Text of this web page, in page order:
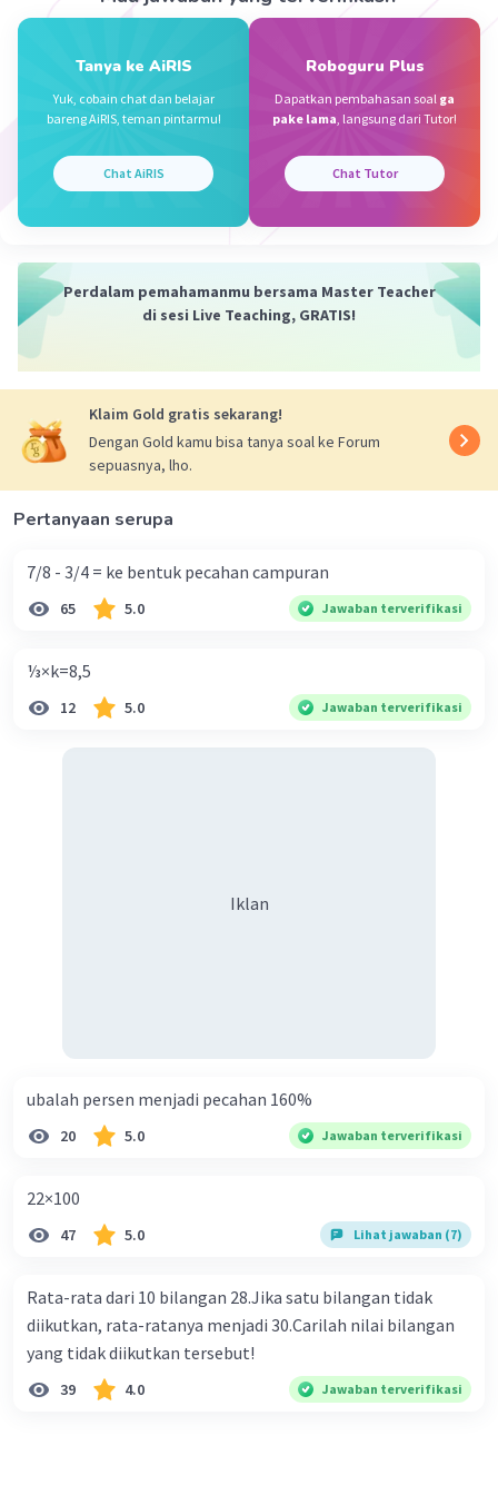
Petunjuk arah ke perpustakaan beranda buku
dari Masjid Agung Dayeuhkolot melewati
Jl.Dayeuhkolot dan Jl.Moch.Tohir.
Jarak dari Masjid Agung Dayeuhkolot ke
Perpustakaan Beranda Buku adalah 25 Meter.
Beri Rating·0.0(0) Balas
21 Desember 2023 14:31
selamat kamu benar👏🏻👏🏻🥳🥳
Tanya ke AiRIS
Yuk, cobain chat dan belajar
bareng AiRIS, teman pintarmu!
Chat AiRIS
Roboguru Plus
Dapatkan pembahasan soal ga
pake lama, langsung dari Tutor!
Chat Tutor
Perdalam pemahamanmu bersama Master Teacher
di sesi Live Teaching, GRATIS!
Klaim Gold gratis sekarang!
Dengan Gold kamu bisa tanya soal ke Forum
sepuasnya, lho.
Pertanyaan serupa
7/8 - 3/4 = ke bentuk pecahan campuran
65 5.0 Jawaban terverifikasi
⅓×k=8,5
12 5.0 Jawaban terverifikasi
Iklan
ubalah persen menjadi pecahan 160%
20 5.0 Jawaban terverifikasi
22×100
47 5.0 Lihat jawaban (7)
Rata-rata dari 10 bilangan 28.Jika satu bilangan tidak
diikutkan, rata-ratanya menjadi 30.Carilah nilai bilangan
yang tidak diikutkan tersebut!
39 4.0 Jawaban terverifikasi